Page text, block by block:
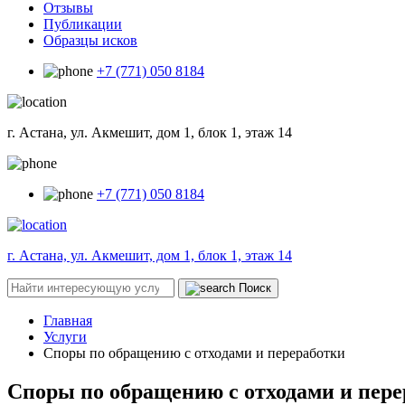
Отзывы
Публикации
Образцы исков
+7 (771) 050 8184
г. Астана, ул. Акмешит, дом 1, блок 1, этаж 14
+7 (771) 050 8184
г. Астана, ул. Акмешит, дом 1, блок 1, этаж 14
Поиск
Главная
Услуги
Споры по обращению с отходами и переработки
Споры по обращению с отходами и